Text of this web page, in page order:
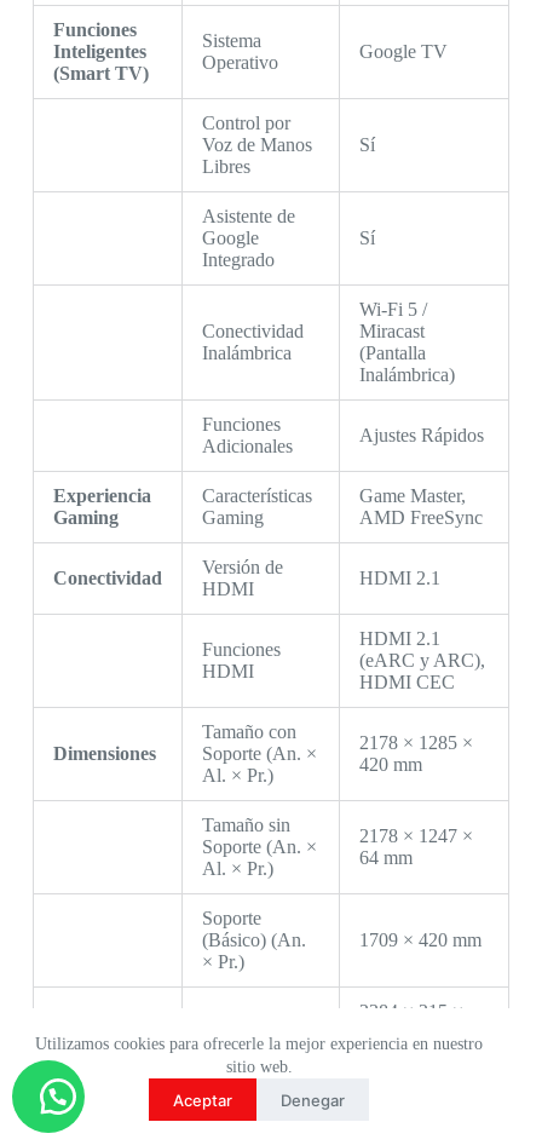
Utilizamos cookies para ofrecerle la mejor experiencia en nuestro
sitio web.
Aceptar Denegar
Funciones
Inteligentes
(Smart TV)
Sistema
Operativo
Google TV
Control por
Voz de Manos
Libres
Sí
Asistente de
Google
Integrado
Sí
Conectividad
Inalámbrica
Wi-Fi 5 /
Miracast
(Pantalla
Inalámbrica)
Funciones
Adicionales
Ajustes Rápidos
Experiencia
Gaming
Características
Gaming
Game Master,
AMD FreeSync
Conectividad
Versión de
HDMI
HDMI 2.1
Funciones
HDMI
HDMI 2.1
(eARC y ARC),
HDMI CEC
Dimensiones
Tamaño con
Soporte (An. ×
Al. × Pr.)
2178 × 1285 ×
420 mm
Tamaño sin
Soporte (An. ×
Al. × Pr.)
2178 × 1247 ×
64 mm
Soporte
(Básico) (An.
× Pr.)
1709 × 420 mm
del Embalaje
2384 × 215 ×
1430 mm (sin
palé)